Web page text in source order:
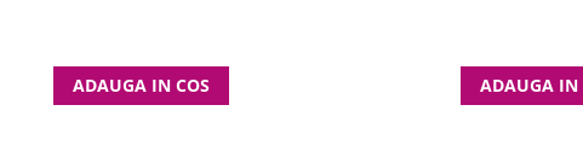
ADAUGA IN COS ADAUGA IN